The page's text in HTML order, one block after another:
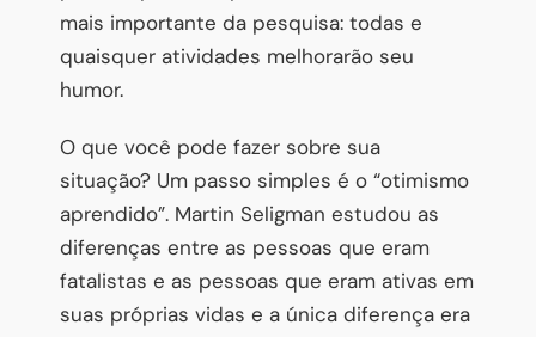
mais importante da pesquisa: todas e
quaisquer atividades melhorarão seu
humor.
O que você pode fazer sobre sua
situação? Um passo simples é o “otimismo
aprendido”. Martin Seligman estudou as
diferenças entre as pessoas que eram
fatalistas e as pessoas que eram ativas em
suas próprias vidas e a única diferença era